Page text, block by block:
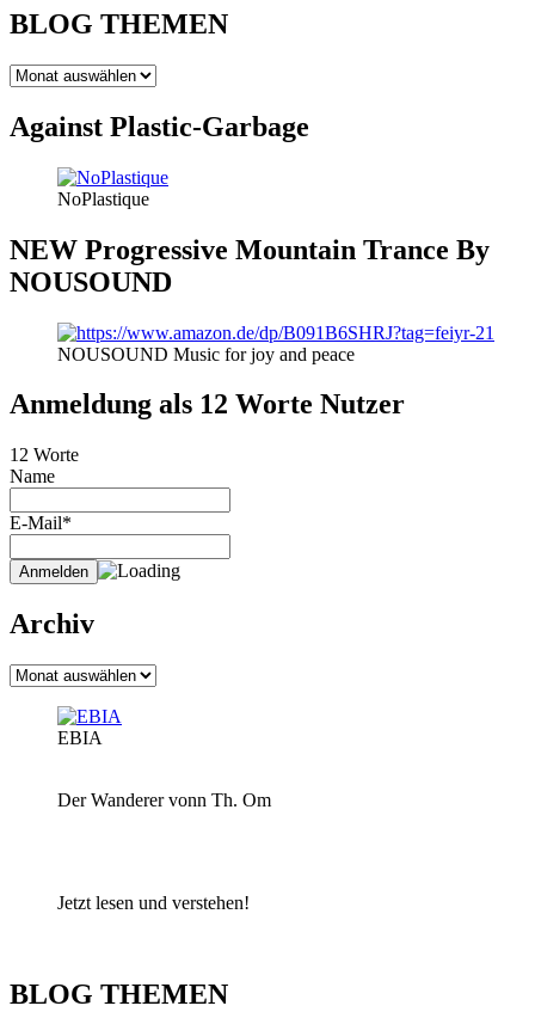
BLOG THEMEN
BLOG
Against Plastic-Garbage
NoPlastique
NEW Progressive Mountain Trance By
NOUSOUND
NOUSOUND Music for joy and peace
Anmeldung als 12 Worte Nutzer
12 Worte
Name
E-Mail*
Archiv
Archiv
EBIA
Der Wanderer vonn Th. Om
Jetzt lesen und verstehen!
BLOG THEMEN